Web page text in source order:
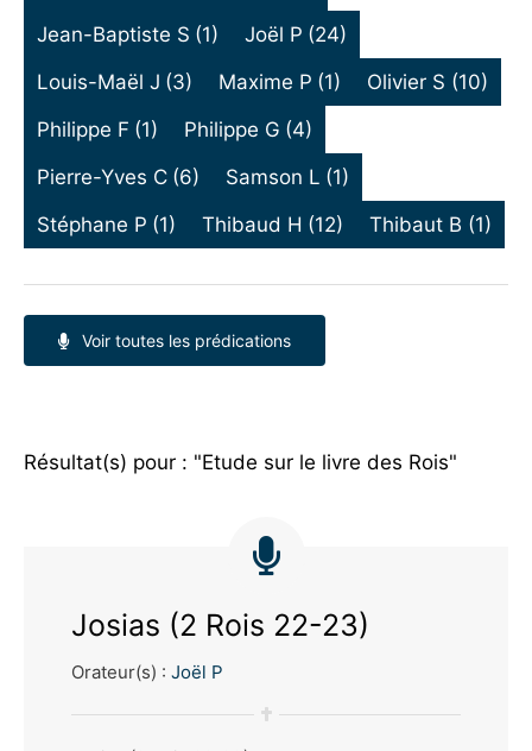
Jean-Baptiste S (1) Joël P (24)
Louis-Maël J (3) Maxime P (1) Olivier S (10)
Philippe F (1) Philippe G (4)
Pierre-Yves C (6) Samson L (1)
Stéphane P (1) Thibaud H (12) Thibaut B (1)
Voir toutes les prédications
Résultat(s) pour : "Etude sur le livre des Rois"
Josias (2 Rois 22-23)
Orateur(s) : Joël P